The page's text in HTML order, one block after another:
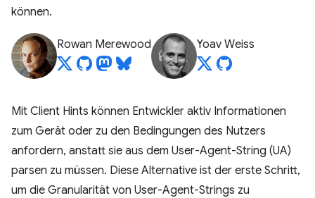
können.
Rowan Merewood Yoav Weiss
Mit Client Hints können Entwickler aktiv Informationen
zum Gerät oder zu den Bedingungen des Nutzers
anfordern, anstatt sie aus dem User-Agent-String (UA)
parsen zu müssen. Diese Alternative ist der erste Schritt,
um die Granularität von User-Agent-Strings zu